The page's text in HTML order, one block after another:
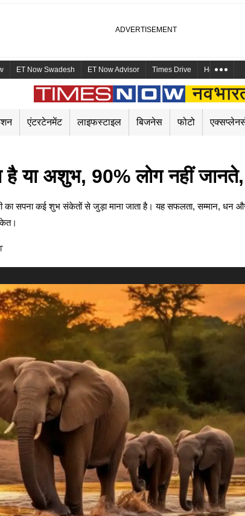
ET Now Swadesh ET Now Advisor Times Drive Health and
एंटरटेनमेंट लाइफस्टाइल बिजनेस फोटो
या अशुभ, 90% लोग नहीं जानते,
का सपना कई शुभ संकेतों से जुड़ा माना जाता है। यह सफलता, सम्मान, धन